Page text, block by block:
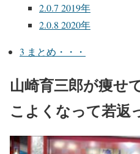
2.0.7 2019年
2.0.8 2020年
3 まとめ・・・
山崎育三郎が痩せ
こよくなって若返